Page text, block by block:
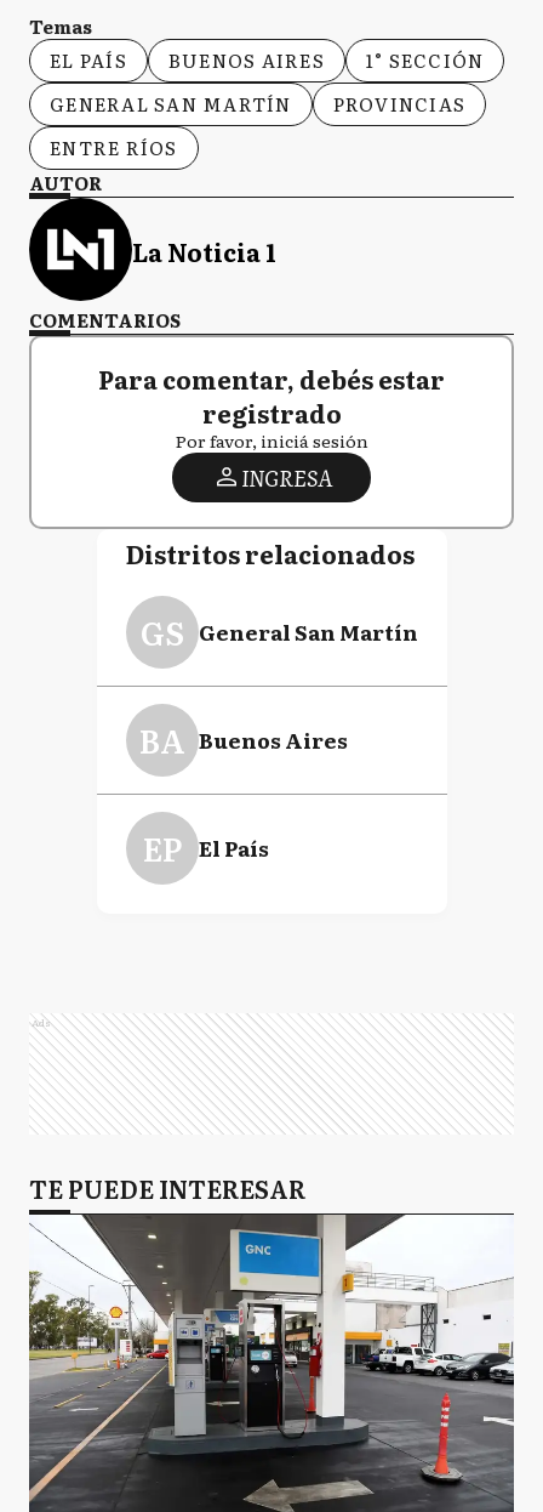
Temas
EL PAÍS
BUENOS AIRES
1° SECCIÓN
GENERAL SAN MARTÍN
PROVINCIAS
ENTRE RÍOS
AUTOR
La Noticia 1
COMENTARIOS
Para comentar, debés estar
registrado
Por favor, iniciá sesión
INGRESA
Distritos relacionados
GS General San Martín
BA Buenos Aires
EP El País
Ads
TE PUEDE INTERESAR